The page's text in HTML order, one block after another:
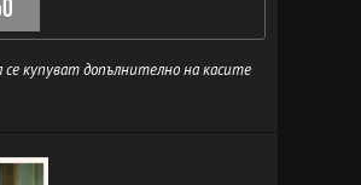
купуват допълнително на касите